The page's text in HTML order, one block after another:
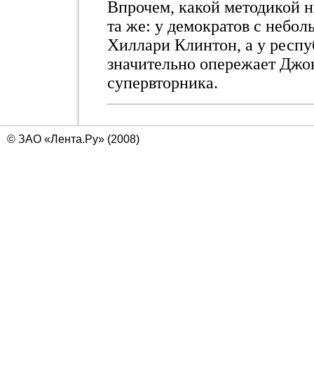
Впрочем, какой методикой
та же: у демократов с
Хиллари Клинтон, а у
значительно опережает
супервторника.
© ЗАО «Лента.Ру» (2008)